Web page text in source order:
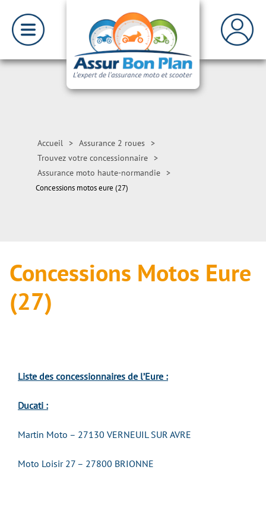
Accueil > Assurance 2 roues >
Trouvez votre concessionnaire >
Assurance moto haute-normandie >
Concessions motos eure (27)
Concessions Motos Eure
(27)
Liste des concessionnaires de l’Eure :
Ducati :
Martin Moto – 27130 VERNEUIL SUR AVRE
Moto Loisir 27 – 27800 BRIONNE